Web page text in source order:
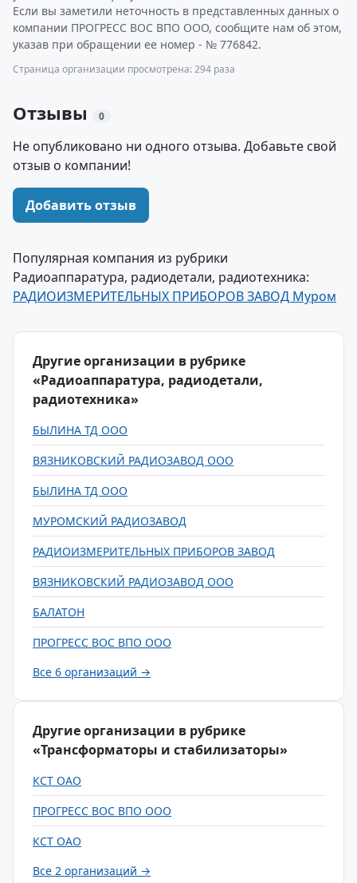
Если вы заметили неточность в представленных данных о
компании ПРОГРЕСС ВОС ВПО ООО, сообщите нам об этом,
указав при обращении ее номер - № 776842.
Страница организации просмотрена: 294 раза
Отзывы 0
Не опубликовано ни одного отзыва. Добавьте свой
отзыв о компании!
Добавить отзыв
Популярная компания из рубрики
Радиоаппаратура, радиодетали, радиотехника:
РАДИОИЗМЕРИТЕЛЬНЫХ ПРИБОРОВ ЗАВОД Муром
Другие организации в рубрике
«Радиоаппаратура, радиодетали,
радиотехника»
БЫЛИНА ТД ООО
ВЯЗНИКОВСКИЙ РАДИОЗАВОД ООО
БЫЛИНА ТД ООО
МУРОМСКИЙ РАДИОЗАВОД
РАДИОИЗМЕРИТЕЛЬНЫХ ПРИБОРОВ ЗАВОД
ВЯЗНИКОВСКИЙ РАДИОЗАВОД ООО
БАЛАТОН
ПРОГРЕСС ВОС ВПО ООО
Все 6 организаций →
Другие организации в рубрике
«Трансформаторы и стабилизаторы»
КСТ ОАО
ПРОГРЕСС ВОС ВПО ООО
КСТ ОАО
Все 2 организаций →